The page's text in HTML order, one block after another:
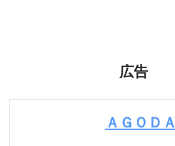
広告
ＡＧＯＤＡ